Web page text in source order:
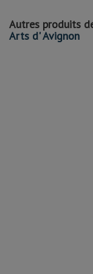
Autres produits
Arts d' Avignon